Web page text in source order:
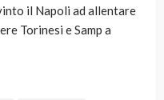
il Napoli ad allentare
Torinesi e Samp a